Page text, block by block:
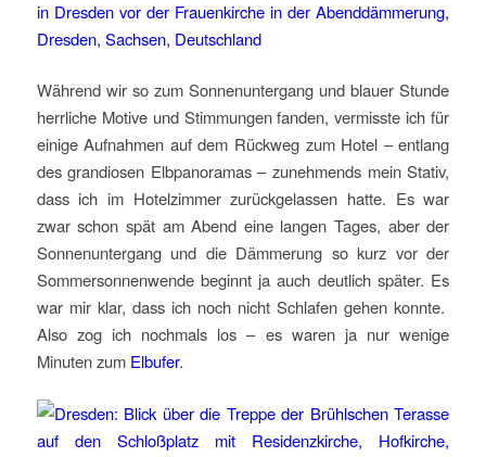
Während wir so zum Sonnenuntergang und blauer Stunde
herrliche Motive und Stimmungen fanden, vermisste ich für
einige Aufnahmen auf dem Rückweg zum Hotel – entlang
des grandiosen Elbpanoramas – zunehmends mein Stativ,
dass ich im Hotelzimmer zurückgelassen hatte. Es war
zwar schon spät am Abend eine langen Tages, aber der
Sonnenuntergang und die Dämmerung so kurz vor der
Sommersonnenwende beginnt ja auch deutlich später. Es
war mir klar, dass ich noch nicht Schlafen gehen konnte.
Also zog ich nochmals los – es waren ja nur wenige
Minuten zum Elbufer.